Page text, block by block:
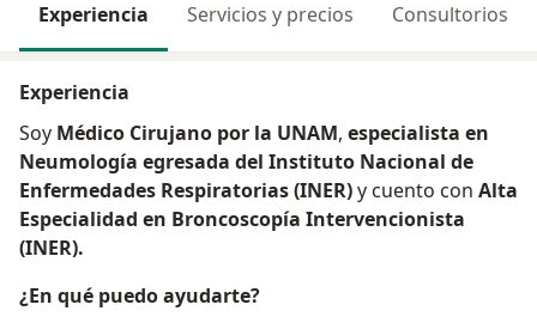
Experiencia Servicios y precios Consultorios
Experiencia
Soy Médico Cirujano por la UNAM, especialista en
Neumología egresada del Instituto Nacional de
Enfermedades Respiratorias (INER)y cuento con Alta
Especialidad en Broncoscopía Intervencionista
(INER).
¿En qué puedo ayudarte?